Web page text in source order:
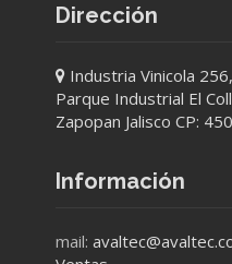
Dirección
Industria Vinicola 256,
Parque Industrial El
Zapopan Jalisco CP:
Información
mail: